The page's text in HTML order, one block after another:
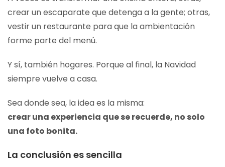
crear un escaparate que detenga a la gente; otras,
vestir un restaurante para que la ambientación
forme parte del menú.
Y sí, también hogares. Porque al final, la Navidad
siempre vuelve a casa.
Sea donde sea, la idea es la misma:
crear una experiencia que se recuerde, no solo
una foto bonita.
La conclusión es sencilla